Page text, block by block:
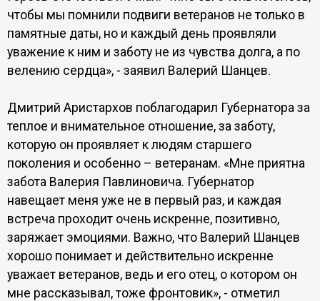
чтобы мы помнили подвиги ветеранов не только в
памятные даты, но и каждый день проявляли
уважение к ним и заботу не из чувства долга, а по
велению сердца», - заявил Валерий Шанцев.
Дмитрий Аристархов поблагодарил Губернатора за
теплое и внимательное отношение, за заботу,
которую он проявляет к людям старшего
поколения и особенно – ветеранам. «Мне приятна
забота Валерия Павлиновича. Губернатор
навещает меня уже не в первый раз, и каждая
встреча проходит очень искренне, позитивно,
заряжает эмоциями. Важно, что Валерий Шанцев
хорошо понимает и действительно искренне
уважает ветеранов, ведь и его отец, о котором он
мне рассказывал, тоже фронтовик», - отметил